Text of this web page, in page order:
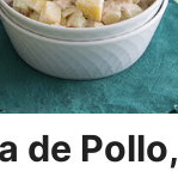
de Pollo,